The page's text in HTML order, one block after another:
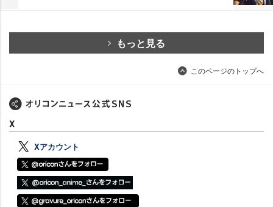
もっと見る
このページのトップへ
X
Xアカウント